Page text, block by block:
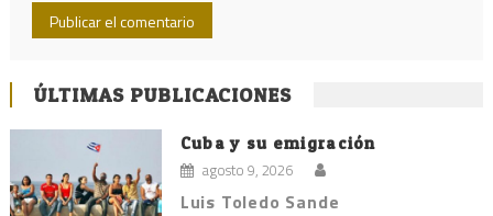
ÚLTIMAS PUBLICACIONES
Cuba y su emigración
agosto 9, 2026
Luis Toledo Sande